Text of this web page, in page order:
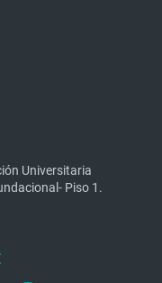
Universitaria
Piso 1.